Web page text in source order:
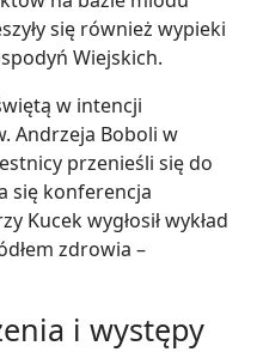
się również wypieki
Wiejskich.
w intencji
Andrzeja Boboli w
przenieśli się do
się konferencja
Kucek wygłosił wykład
zdrowia –
i występy